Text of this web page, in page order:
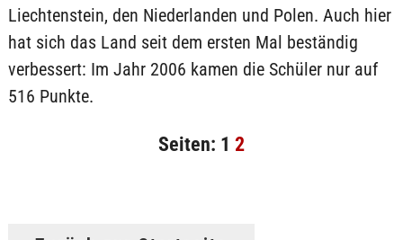
Liechtenstein, den Niederlanden und Polen. Auch hier
hat sich das Land seit dem ersten Mal beständig
verbessert: Im Jahr 2006 kamen die Schüler nur auf
516 Punkte.
Seiten: 1 2